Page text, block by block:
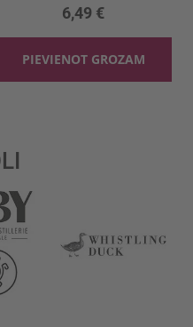
6,49 €
PIEVIENOT GROZAM